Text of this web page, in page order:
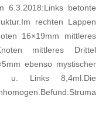
6.3.2018:Links betonte
rechten Lappen
16×19mm mittleres
mittleres Drittel
ebenso mystischer
u. Links 8,4ml.Die